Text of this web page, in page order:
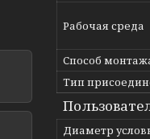
Рабочая среда
Способ
Тип
Диаметр